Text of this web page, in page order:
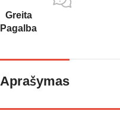
Greita
Pagalba
Aprašymas